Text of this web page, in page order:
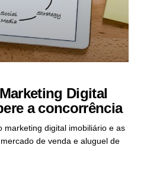
Digital
a concorrência
marketing digital imobiliário e as
de venda e aluguel de